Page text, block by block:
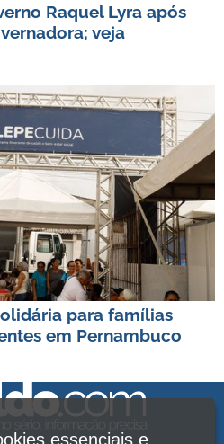
Raquel Lyra após
veja
para famílias
em Pernambuco
essenciais e